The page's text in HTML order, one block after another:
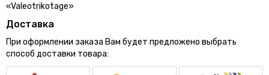
«Valeotrikotage»
Доставка
При оформлении заказа Вам будет предложено выбрать
способ доставки товара: